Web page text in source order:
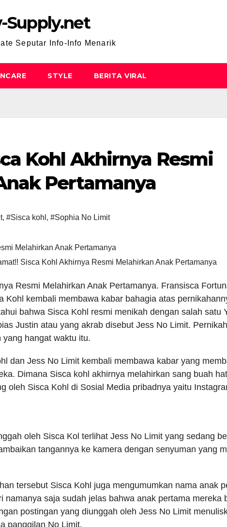
Supply.net
Seputar Info-Info Menarik
STYLE BERITA VIRAL
Kohl Akhirnya Resmi
Pertamanya
, #Sisca kohl , #Sophia No Limit
Sisca Kohl Akhirnya Resmi Melahirkan Anak Pertamanya
Resmi Melahirkan Anak Pertamanya. Fransisca
Kohl kembali membawa kabar bahagia atas
bahwa Sisca Kohl resmi menikah dengan salah satu
Justin atau yang akrab disebut Jess No Limit.
hangat waktu itu.
dan Jess No Limit kembali membawa kabar yang
Dimana Sisca kohl akhirnya melahirkan sang buah
oleh Sisca Kohl di Sosial Media pribadnya yaitu
oleh Sisca Kol terlihat Jess No Limit yang sedang
tangannya ke kamera dengan senyuman yang
tersebut Sisca Kohl juga mengumumkan nama anak
namanya saja sudah jelas bahwa anak pertama mereka
postingan yang diunggah oleh Jess No Limit
panggilan No Limit.